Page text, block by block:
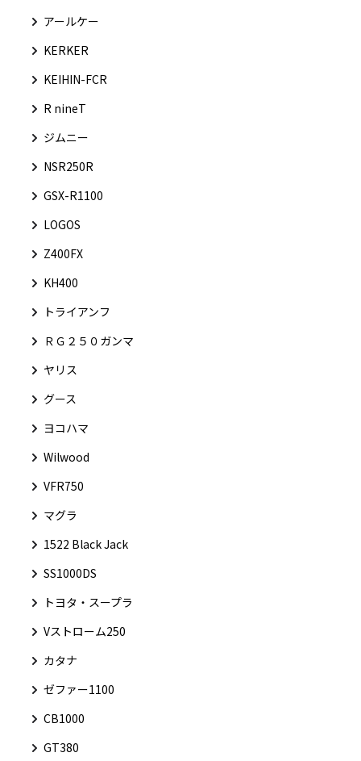
アールケー
KERKER
KEIHIN-FCR
R nineT
ジムニー
NSR250R
GSX-R1100
LOGOS
Z400FX
KH400
トライアンフ
ＲＧ２５０ガンマ
ヤリス
グース
ヨコハマ
Wilwood
VFR750
マグラ
1522 Black Jack
SS1000DS
トヨタ・スープラ
Vストローム250
カタナ
ゼファー1100
CB1000
GT380